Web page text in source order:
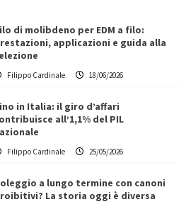
di molibdeno per EDM a filo:
applicazioni e guida alla
Filippo Cardinale 18/06/2026
in Italia: il giro d’affari
all’1,1% del PIL
Filippo Cardinale 25/05/2026
a lungo termine con canoni
La storia oggi è diversa